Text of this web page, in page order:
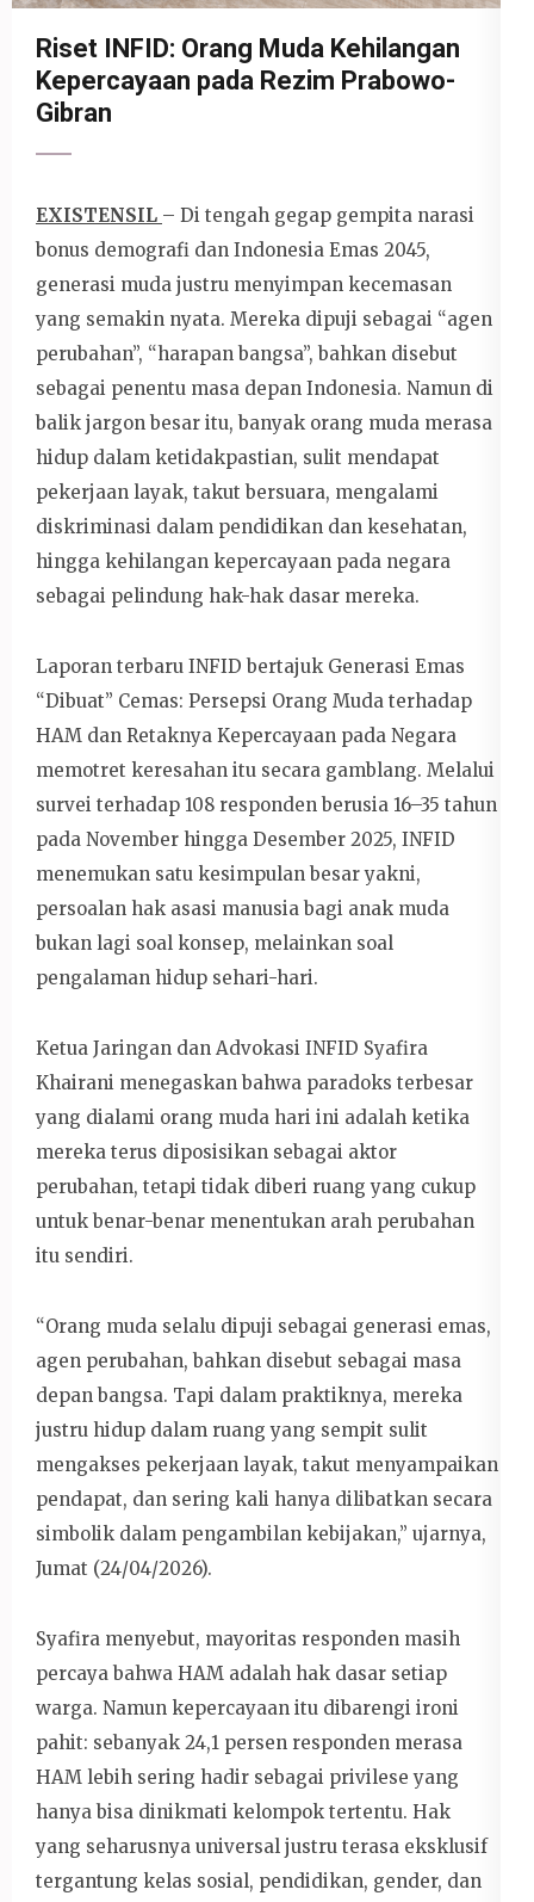
Riset INFID: Orang Muda Kehilangan
Kepercayaan pada Rezim Prabowo-
Gibran
EXISTENSIL – Di tengah gegap gempita narasi
bonus demografi dan Indonesia Emas 2045,
generasi muda justru menyimpan kecemasan
yang semakin nyata. Mereka dipuji sebagai “agen
perubahan”, “harapan bangsa”, bahkan disebut
sebagai penentu masa depan Indonesia. Namun di
balik jargon besar itu, banyak orang muda merasa
hidup dalam ketidakpastian, sulit mendapat
pekerjaan layak, takut bersuara, mengalami
diskriminasi dalam pendidikan dan kesehatan,
hingga kehilangan kepercayaan pada negara
sebagai pelindung hak-hak dasar mereka.
Laporan terbaru INFID bertajuk Generasi Emas
“Dibuat” Cemas: Persepsi Orang Muda terhadap
HAM dan Retaknya Kepercayaan pada Negara
memotret keresahan itu secara gamblang. Melalui
survei terhadap 108 responden berusia 16–35 tahun
pada November hingga Desember 2025, INFID
menemukan satu kesimpulan besar yakni,
persoalan hak asasi manusia bagi anak muda
bukan lagi soal konsep, melainkan soal
pengalaman hidup sehari-hari.
Ketua Jaringan dan Advokasi INFID Syafira
Khairani menegaskan bahwa paradoks terbesar
yang dialami orang muda hari ini adalah ketika
mereka terus diposisikan sebagai aktor
perubahan, tetapi tidak diberi ruang yang cukup
untuk benar-benar menentukan arah perubahan
itu sendiri.
“Orang muda selalu dipuji sebagai generasi emas,
agen perubahan, bahkan disebut sebagai masa
depan bangsa. Tapi dalam praktiknya, mereka
justru hidup dalam ruang yang sempit sulit
mengakses pekerjaan layak, takut menyampaikan
pendapat, dan sering kali hanya dilibatkan secara
simbolik dalam pengambilan kebijakan,” ujarnya,
Jumat (24/04/2026).
Syafira menyebut, mayoritas responden masih
percaya bahwa HAM adalah hak dasar setiap
warga. Namun kepercayaan itu dibarengi ironi
pahit: sebanyak 24,1 persen responden merasa
HAM lebih sering hadir sebagai privilese yang
hanya bisa dinikmati kelompok tertentu. Hak
yang seharusnya universal justru terasa eksklusif
tergantung kelas sosial, pendidikan, gender, dan